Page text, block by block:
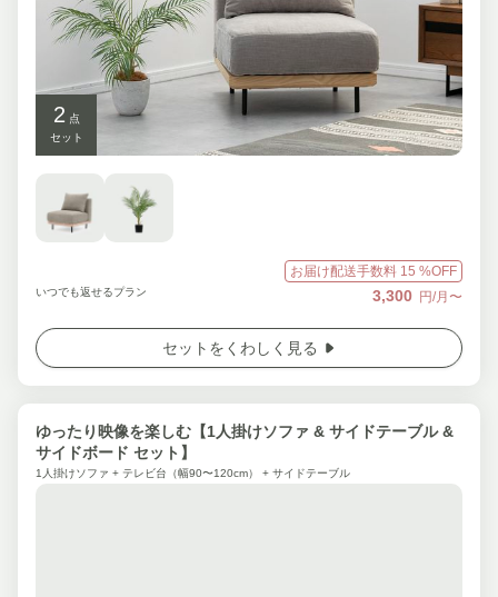
2 点
セット
お届け配送手数料 15 %OFF
いつでも返せるプラン 3,300 円/月〜
セットをくわしく見る
ゆったり映像を楽しむ【1人掛けソファ & サイドテーブル &
サイドボード セット】
1人掛けソファ + テレビ台（幅90〜120cm） + サイドテーブル